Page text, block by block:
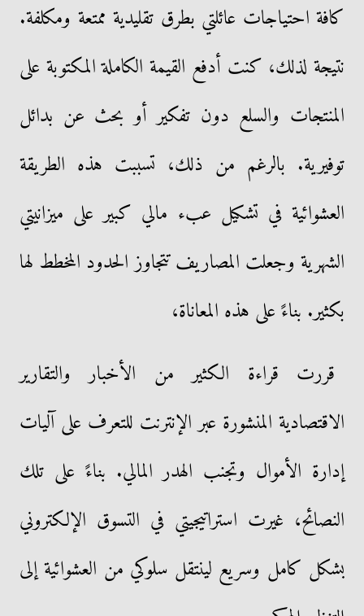
كافة احتياجات عائلتي بطرق تقليدية ممتعة ومكلفة.
نتيجة لذلك، كنت أدفع القيمة الكاملة المكتوبة على
المنتجات والسلع دون تفكير أو بحث عن بدائل
توفيرية. بالرغم من ذلك، تسببت هذه الطريقة
العشوائية في تشكيل عبء مالي كبير على ميزانيتي
الشهرية وجعلت المصاريف تتجاوز الحدود المخطط لها
بكثير. بناءً على هذه المعاناة،
قررت قراءة الكثير من الأخبار والتقارير
الاقتصادية المنشورة عبر الإنترنت للتعرف على آليات
إدارة الأموال وتجنب الهدر المالي. بناءً على تلك
النصائح، غيرت استراتيجيتي في التسوق الإلكتروني
بشكل كامل وسريع لينتقل سلوكي من العشوائية إلى